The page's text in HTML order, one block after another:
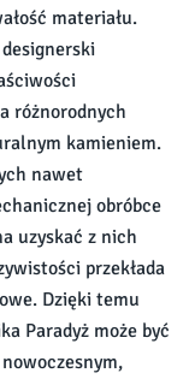
materiału.
różnorodnych
kamieniem.
nawet
obróbce
uzyskać z nich
przekłada
Dzięki temu
Paradyż może być